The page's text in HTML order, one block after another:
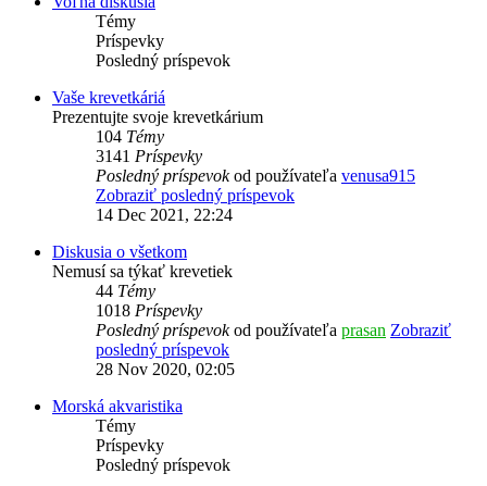
Témy
Príspevky
Posledný príspevok
Vaše krevetkáriá
Prezentujte svoje krevetkárium
104 Témy
3141 Príspevky
Posledný príspevokod používateľa venusa915
Zobraziť posledný príspevok
14 Dec 2021, 22:24
Diskusia o všetkom
Nemusí sa týkať krevetiek
44 Témy
1018 Príspevky
Posledný príspevokod používateľa prasan Zobraziť
posledný príspevok
28 Nov 2020, 02:05
Morská akvaristika
Témy
Príspevky
Posledný príspevok